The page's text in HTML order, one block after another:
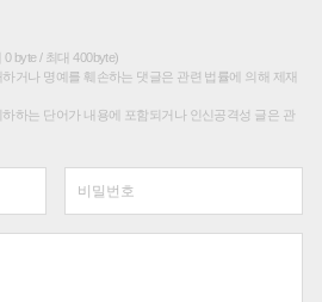
byte / 최대 400byte)
거나 명예를 훼손하는 댓글은 관련 법률에 의해 제재
하는 단어가 내용에 포함되거나 인신공격성 글은 관